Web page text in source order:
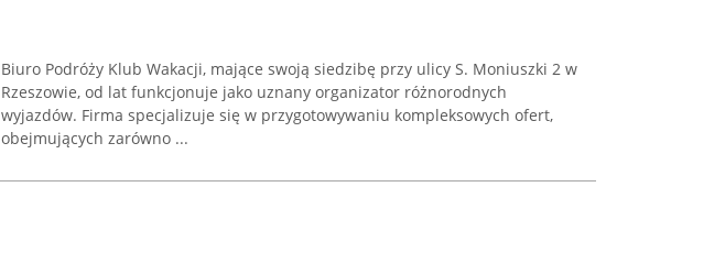
Biuro Podróży Klub Wakacji, mające swoją siedzibę przy ulicy S. Moniuszki 2 w
Rzeszowie, od lat funkcjonuje jako uznany organizator różnorodnych
wyjazdów. Firma specjalizuje się w przygotowywaniu kompleksowych ofert,
obejmujących zarówno ...